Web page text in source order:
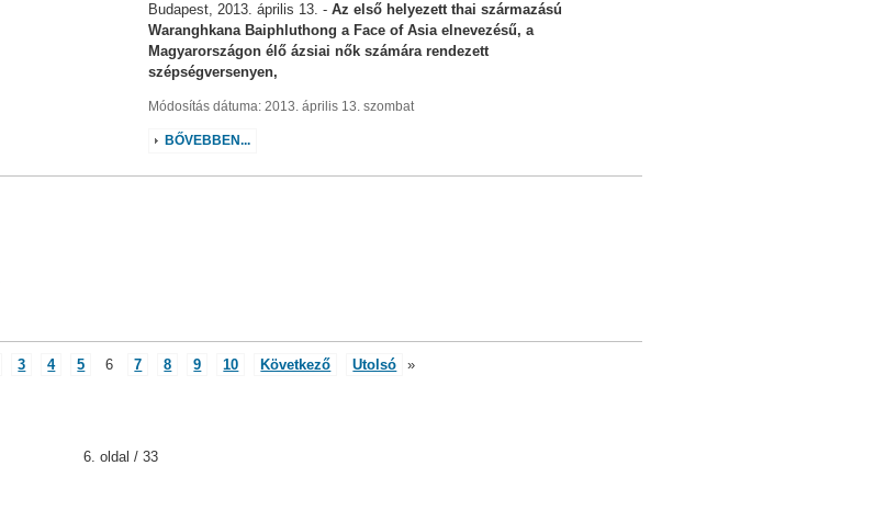
Budapest, 2013. április 13. -Az első helyezett thai származású
Waranghkana Baiphluthong a Face of Asia elnevezésű, a
Magyarországon élő ázsiai nők számára rendezett
szépségversenyen,
Módosítás dátuma: 2013. április 13. szombat
BŐVEBBEN...
3 4 5 6 7 8 9 10 Következő Utolsó »
6. oldal / 33